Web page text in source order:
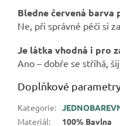
Bledne červená barva
Ne, při správné péči si
Je látka vhodná i pro
Ano – dobře se stříhá,
Doplňkové
Kategorie:
Materiál:
100% Bavlna